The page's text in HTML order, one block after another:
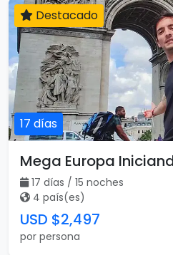
13 días / 13 noches
3 país(es)
USD $2,255
por persona
17 días
Destacado